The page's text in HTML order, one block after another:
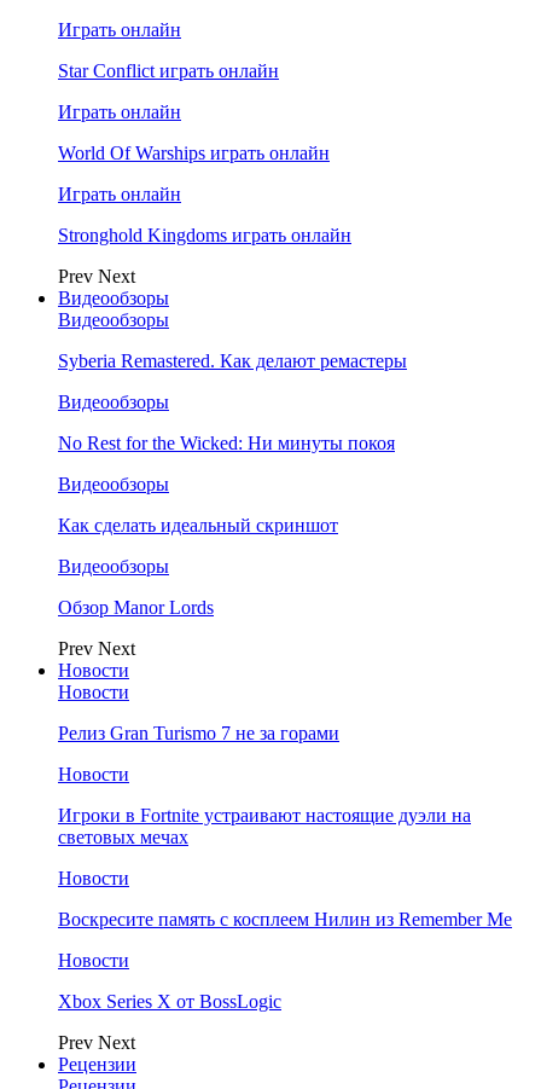
Играть онлайн
Star Conflict играть онлайн
Играть онлайн
World Of Warships играть онлайн
Играть онлайн
Stronghold Kingdoms играть онлайн
Prev Next
Видеообзоры
Видеообзоры
Syberia Remastered. Как делают ремастеры
Видеообзоры
No Rest for the Wicked: Ни минуты покоя
Видеообзоры
Как сделать идеальный скриншот
Видеообзоры
Обзор Manor Lords
Prev Next
Новости
Новости
Релиз Gran Turismo 7 не за горами
Новости
Игроки в Fortnite устраивают настоящие дуэли на
световых мечах
Новости
Воскресите память с косплеем Нилин из Remember Me
Новости
Xbox Series X от BossLogic
Prev Next
Рецензии